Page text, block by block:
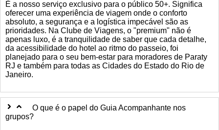
É a nosso serviço exclusivo para o público 50+. Significa
oferecer uma experiência de viagem onde o conforto
absoluto, a segurança e a logística impecável são as
prioridades. Na Clube de Viagens, o "premium" não é
apenas luxo, é a tranquilidade de saber que cada detalhe,
da acessibilidade do hotel ao ritmo do passeio, foi
planejado para o seu bem-estar para moradores de Paraty
RJ e também para todas as Cidades do Estado do Rio de
Janeiro.
O que é o papel do Guia Acompanhante nos
grupos?